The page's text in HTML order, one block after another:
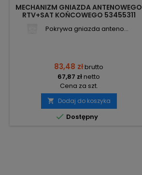
MECHANIZM GNIAZDA ANTENOWEGO
RTV+SAT KOŃCOWEGO 53455311
Pokrywa gniazda anteno...
83,48 złbrutto
67,87 złnetto
Cena za szt.
 Dodaj do koszyka
 Dostępny